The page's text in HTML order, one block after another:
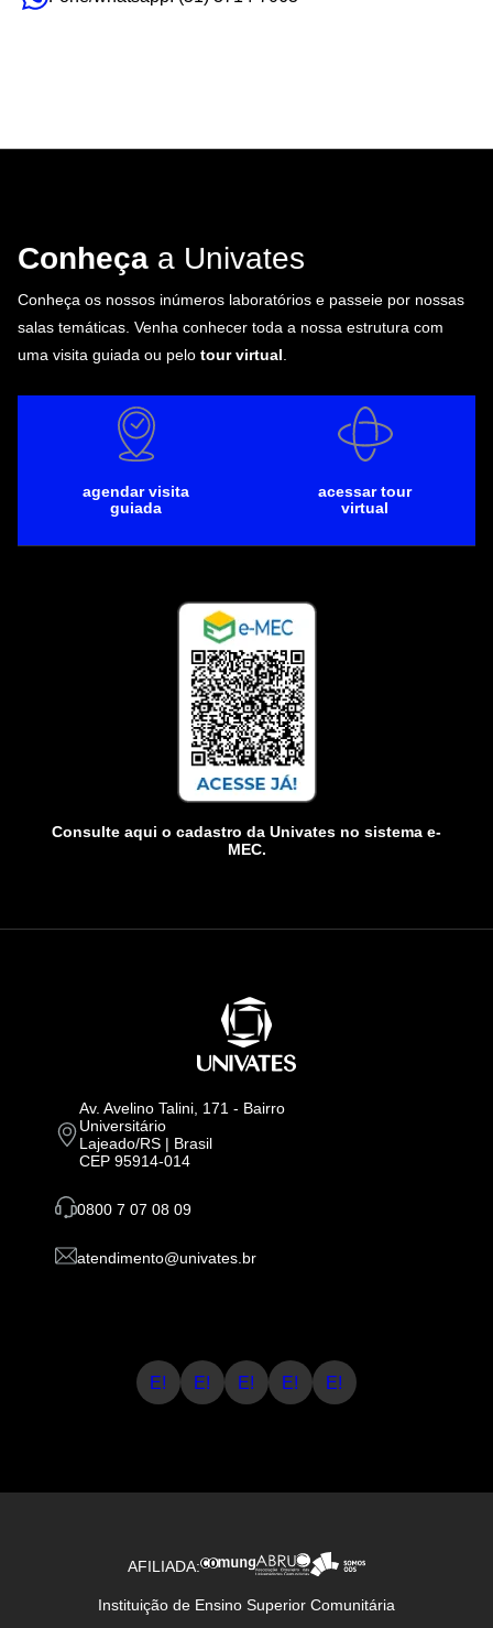
Conheça a Univates
Conheça os nossos inúmeros laboratórios e passeie por nossas
salas temáticas. Venha conhecer toda a nossa estrutura com
uma visita guiada ou pelo tour virtual
agendar visita
guiada
acessar tour
virtual
Consulte aqui o cadastro da Univates no sistema e-
MEC.
Av. Avelino Talini, 171 - Bairro
Universitário
Lajeado/RS | Brasil
CEP 95914-014
0800 7 07 08 09
atendimento@univates.br
E! E! E! E! E!
AFILIADA:
Instituição de Ensino Superior Comunitária